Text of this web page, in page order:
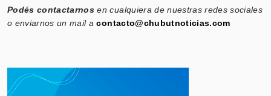
Podés contactarnos en cualquiera de nuestras redes sociales
o enviarnos un mail acontacto@chubutnoticias.com